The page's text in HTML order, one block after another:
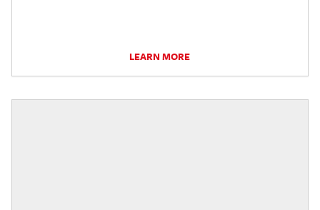
LEARN MORE